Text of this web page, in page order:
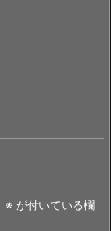
※ が付いている欄